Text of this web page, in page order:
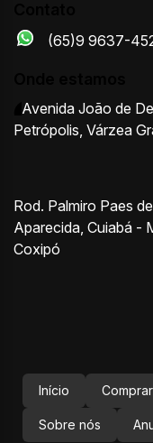
(65)9 9637-
Avenida João de
Petrópolis Várzea
Rod. Palmiro Paes
Aparecida, Cuiabá -
Coxipó
Início Comprar
Sobre nós